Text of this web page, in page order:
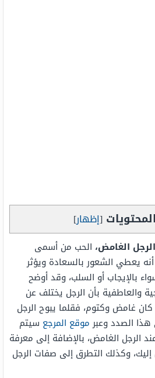
[إظهار]
الغامض، الحب من أسمى
يعطي الشعور بالسعادة ويؤثر
بالإيجاب أو السلب، وقد أوضح
والعاطفية بأن الرجل يختلف عن
غامض وكتوم، فقلما يبوح الرجل
الصدد وعبرموقع المرجع سيتم
الرجل الغامض، بالإضافة إلى معرفة
وكذلك التطرق إلى صفات الرجل